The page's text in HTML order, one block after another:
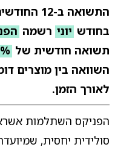
התשואה ב-12 החודשים האחרונים עומדת על
בחודש יוני רשמה
תשואה חודשית של
השוואה בין מוצרים
לאורך הזמן.
הפניקס השתלמות
סולידית יחסית,